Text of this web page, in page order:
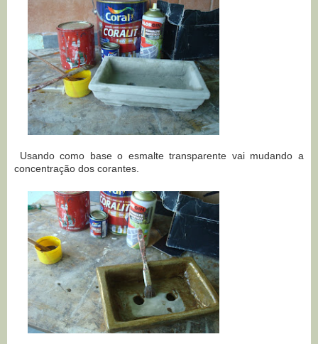
Usando como base o esmalte transparente vai mudando a
concentração dos corantes.